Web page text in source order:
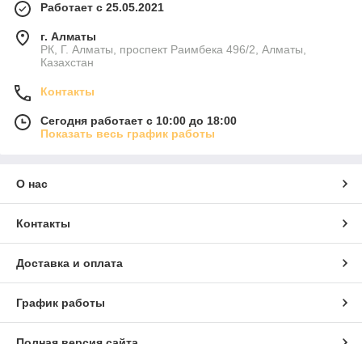
Работает с 25.05.2021
г. Алматы
РК, Г. Алматы, проспект Раимбека 496/2, Алматы,
Казахстан
Контакты
Сегодня работает с 10:00 до 18:00
Показать весь график работы
О нас
Контакты
Доставка и оплата
График работы